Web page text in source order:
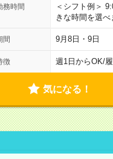
務時間
＜シフト例＞
きな時間を選
間 9月8日・9日
徴 週1日からOK/
気になる！